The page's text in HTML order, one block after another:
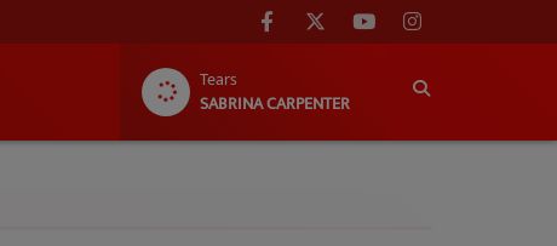
Tears
SABRINA CARPENTER